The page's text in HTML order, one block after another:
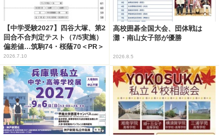
【中学受験2027】四谷大塚、第2
回合不合判定テスト（7/5実施）
偏差値…筑駒74・桜蔭70＜PR＞
2026.7.10
高校囲碁全国大会、団体戦は
灘・南山女子部が優勝
2026.8.5